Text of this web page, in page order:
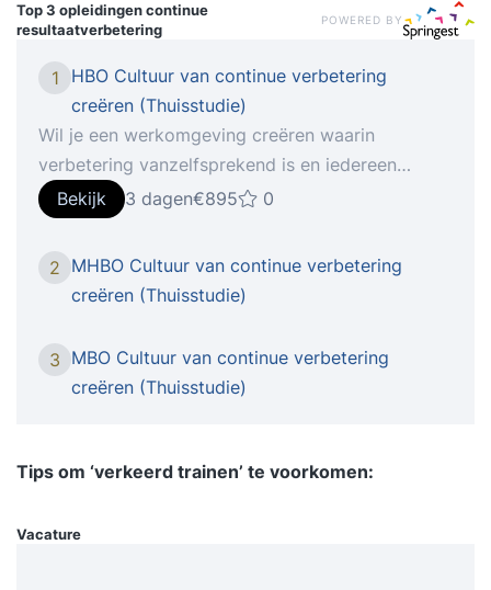
Top 3 opleidingencontinue
resultaatverbetering
POWERED BY
1
HBO Cultuur van continue verbetering
creëren (Thuisstudie)
Wil je een werkomgeving creëren waarin
verbetering vanzelfsprekend is en iedereen
bijdraagt aan groei en kwaliteit? Met de hbo-
opleiding Cultuur van continue verbetering
creëren leer je de basisprincipes van continue
verbetering toe te passen binnen elke
methodieken zoals Lean en Kaizen en ontdekt
hoe je hiermee processen duurzaam
organisatiecultuur en hoe je een verbeterklimaat
Bekijk 3 dagen€895 0
2 MHBO Cultuur van continue verbetering
creëren (Thuisstudie)
3 MBO Cultuur van continue verbetering
creëren (Thuisstudie)
Tips om ‘verkeerd trainen’ te voorkomen:
Vacature